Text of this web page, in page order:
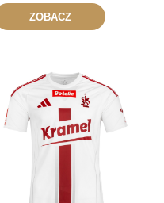
ZOBACZ